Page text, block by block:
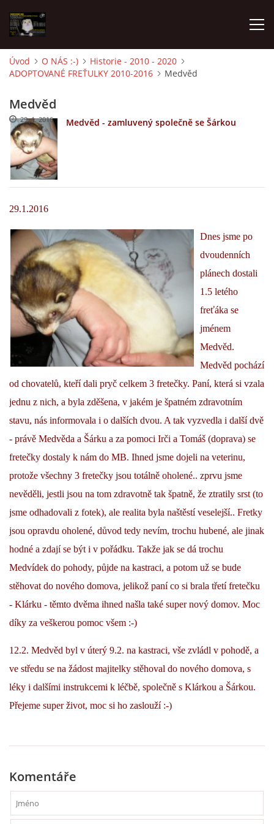
AKTUALITY
FRETKY V ÚTULKU
K ADOPCI
VIRTUÁLNÍ ADOPCE
V NOVÝCH DOMOVECH
DFD - DOMOV FRETČÍCH DŮCHODCŮ
PODMÍNKY PŘEVZETÍ FRETKY.
O FRETCE
PÉČE O FRETKU
CHCI SI POŘÍDIT FRETKU
VÝCHOVA FRETKY
NEMOCI FRETEK
JAK FRETKA BYDLÍ
JEDNA ČÍ VÍCE FRETEK?
STRAVA
PODPORA
Úvod O NÁS :-)
Historie - 2010 - 2020
ADOPTOVANÉ FREŤULKY 2010-2016
Medvěd
Medvěd
Medvěd - zamluvený společně se Šárkou
29. 1. 2016
29.1.2016
Dnes jsme po
dvoudenních
plánech dostali
1.5 letého
freťáka se
jménem
Medvěd.
Medvěd pochází
od chovatelů, kteří dali pryč celkem 3 fretečky. Paní, která si vzala
jednu z nich, a byla zděšena, v jakém je špatném zdravotním
stavu, nás informovala i o dalších dvou. A tak vyzvedla i další dvě
- právě Medvěda a Šárku a za pomoci Irči a Tomáš (doprava) se
fretečky dostaly k nám do MB. Ihned jsme dojeli na veterinu,
protože všechny 3 fretečky jsou totálně oholené.. zprvu jsme
nevěděli, jestli jsou na tom zdravotně tak špatně, že ztratily srst (to
jsme odhadovali z fotek), ale realita byla naštěstí veselejší.. Fretky
jsou opravdu oholené, důvod tedy nevím, trochu hubené, ale jinak
hodné a zdají se být i v pořádku. Takže jak se dá trochu
Medvídek do pohody, půjde na kastraci, a potom už se bude
stěhovat do nového domova, jelikož paní co si brala třetí fretečku
- Klárku - těmto dvěma ihned našla také super nový domov. Moc
díky za veškerou pomoc všem :-)
12.2. Medvěd byl v úterý 9.2. na kastraci, vše zvládl v pohodě, a
ve středu se na žádost majitelky stěhoval do nového domova, s
léky i dalšími instrukcemi k léčbě, společně s Klárkou a Šárkou.
Přejeme super život, moc si ho zaslouží :-)
Komentáře